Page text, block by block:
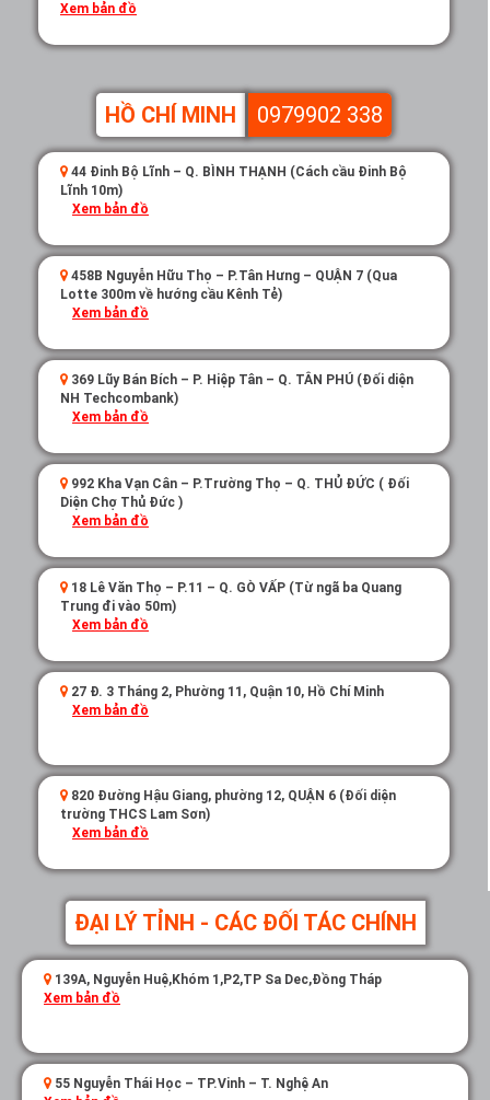
Xem bản đồ
HỒ CHÍ MINH 0979902 338
44 Đinh Bộ Lĩnh – Q. BÌNH THẠNH (Cách cầu Đinh Bộ
Lĩnh 10m)
Xem bản đồ
458B Nguyễn Hữu Thọ – P.Tân Hưng – QUẬN 7 (Qua
Lotte 300m về hướng cầu Kênh Tẻ)
Xem bản đồ
369 Lũy Bán Bích – P. Hiệp Tân – Q. TÂN PHÚ (Đối diện
NH Techcombank)
Xem bản đồ
992 Kha Vạn Cân – P.Trường Thọ – Q. THỦ ĐỨC ( Đối
Diện Chợ Thủ Đức )
Xem bản đồ
18 Lê Văn Thọ – P.11 – Q. GÒ VẤP (Từ ngã ba Quang
Trung đi vào 50m)
Xem bản đồ
27 Đ. 3 Tháng 2, Phường 11, Quận 10, Hồ Chí Minh
Xem bản đồ
820 Đường Hậu Giang, phường 12, QUẬN 6 (Đối diện
trường THCS Lam Sơn)
Xem bản đồ
ĐẠI LÝ TỈNH - CÁC ĐỐI TÁC CHÍNH
139A, Nguyễn Huệ,Khóm 1,P2,TP Sa Dec,Đồng Tháp
Xem bản đồ
55 Nguyễn Thái Học – TP.Vinh – T. Nghệ An